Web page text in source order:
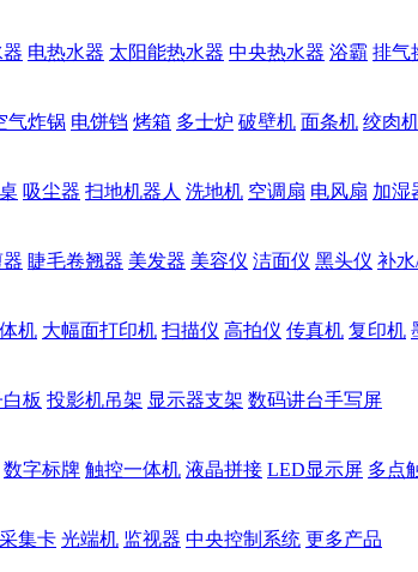
电热水器 太阳能热水器 中央热水器 浴霸 排气
气炸锅 电饼铛 烤箱 多士炉 破壁机 面条机 绞肉
吸尘器 扫地机器人 洗地机 空调扇 电风扇 加湿
睫毛卷翘器 美发器 美容仪 洁面仪 黑头仪 补
机 大幅面打印机 扫描仪 高拍仪 传真机 复印机
板 投影机吊架 显示器支架 数码讲台手写屏
数字标牌 触控一体机 液晶拼接 LED显示屏 多点
集卡 光端机 监视器 中央控制系统 更多产品